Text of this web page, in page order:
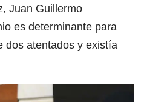
Juan Guillermo
es determinante para
dos atentados y existía